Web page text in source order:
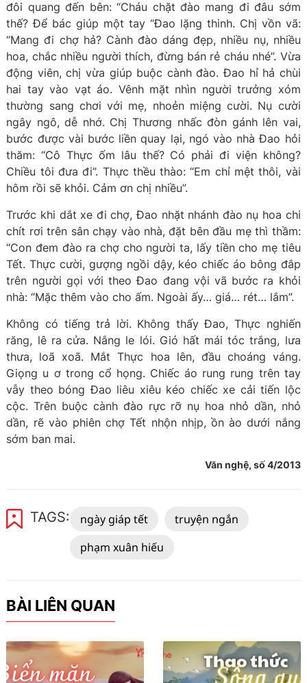
đôi quang đến bên: “Cháu chặt đào mang đi đâu sớm
thế? Để bác giúp một tay “Đao lặng thinh. Chị vồn vã:
“Mang đi chợ hả? Cành đào dáng đẹp, nhiều nụ, nhiều
hoa, chắc nhiều người thích, đừng bán rẻ cháu nhé”. Vừa
động viên, chị vừa giúp buộc cành đào. Đao hỉ hả chùi
hai tay vào vạt áo. Vênh mặt nhìn người trưởng xóm
thường sang chơi với mẹ, nhoẻn miệng cười. Nụ cười
ngây ngô, dễ nhớ. Chị Thương nhấc đòn gánh lên vai,
bước được vài bước liền quay lại, ngó vào nhà Đao hỏi
thăm: “Cô Thực ốm lâu thế? Có phải đi viện không?
Chiều tôi đưa đi”. Thực thều thào: “Em chỉ mệt thôi, vài
hôm rồi sẽ khỏi. Cảm ơn chị nhiều”.
Trước khi dắt xe đi chợ, Đao nhặt nhánh đào nụ hoa chi
chít rơi trên sân chạy vào nhà, đặt bên đầu mẹ thì thầm:
“Con đem đào ra chợ cho người ta, lấy tiền cho mẹ tiêu
Tết. Thực cười, gượng ngồi dậy, kéo chiếc áo bông đắp
trên người gọi với theo Đao đang vội vã bước ra khỏi
nhà: “Mặc thêm vào cho ấm. Ngoài ấy… giá… rét… lắm”.
Không có tiếng trả lời. Không thấy Đao, Thực nghiến
răng, lê ra cửa. Nắng le lói. Gió hất mái tóc trắng, lưa
thưa, loã xoã. Mắt Thực hoa lên, đầu choáng váng.
Giọng u ơ trong cổ họng. Chiếc áo rung rung trên tay
vẫy theo bóng Đao liêu xiêu kéo chiếc xe cải tiến lộc
cộc. Trên buộc cành đào rực rỡ nụ hoa nhỏ dần, nhỏ
dần, rẽ vào phiên chợ Tết nhộn nhịp, ồn ào dưới nắng
sớm ban mai.
Văn nghệ, số 4/2013
TAGS: ngày giáp tết
truyện ngắn
phạm xuân hiếu
BÀI LIÊN QUAN